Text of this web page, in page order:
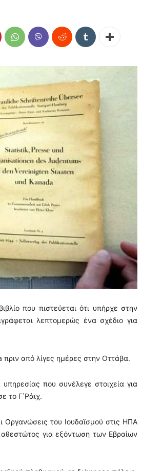
που πιστεύεται ότι υπήρχε στην
λεπτομερώς ένα σχέδιο για
από λίγες ημέρες στην Οττάβα.
που συνέλεγε στοιχεία για
το Γ΄Ράιχ.
Οργανώσεις του Ιουδαϊσμού στις ΗΠΑ
για εξόντωση των Εβραίων